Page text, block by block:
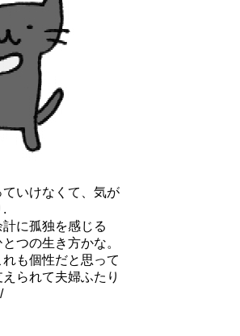
いけなくて、気が
.
に孤独を感じる
つの生き方かな。
も個性だと思って
られて夫婦ふたり